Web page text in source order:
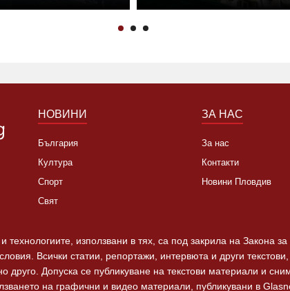
НОВИНИ
България
Култура
Спорт
Свят
ЗА НАС
За нас
Контакти
Новини Пловдив
използвани в тях, са под закрила на Закона
Всички статии, репортажи, интервюта и други
друго. Допуска се публикуване на текстови материали и
на графични и видео материали, публикувани в